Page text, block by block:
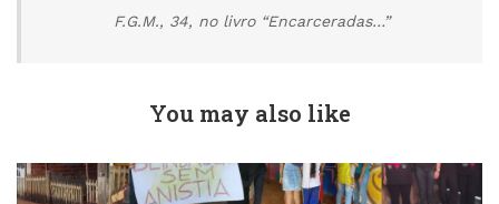
F.G.M., 34, no livro “Encarceradas…”
You may also like